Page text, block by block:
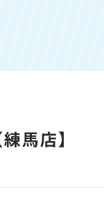
馬店】